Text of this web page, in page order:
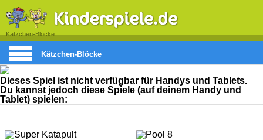
Kätzchen-Blöcke
Kätzchen-Blöcke
Dieses Spiel ist nicht verfügbar für Handys und Tablets.
Du kannst jedoch diese Spiele (auf deinem Handy und
Tablet) spielen: